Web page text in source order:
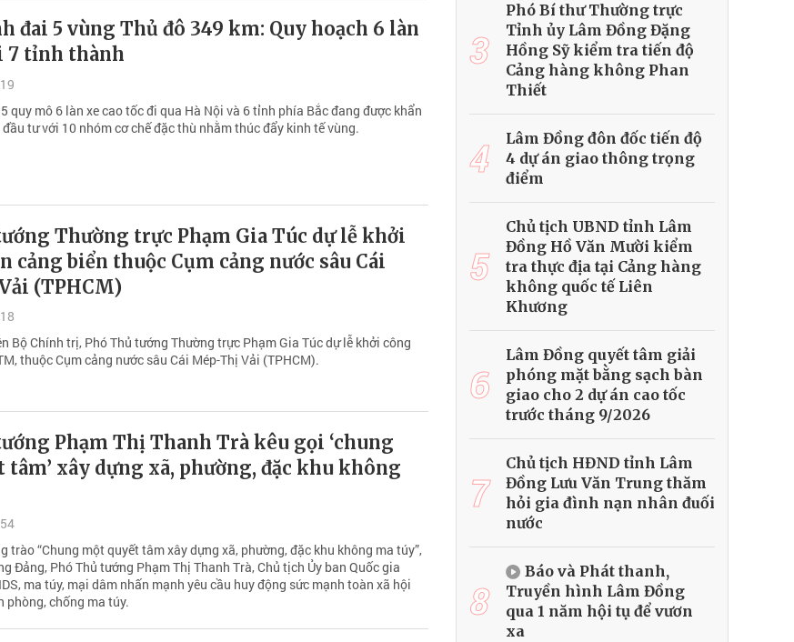
đai 5 vùng Thủ đô 349 km: Quy hoạch 6 làn
7 tỉnh thành
quy mô 6 làn xe cao tốc đi qua Hà Nội và 6 tỉnh phía Bắc đang được khẩn
tư với 10 nhóm cơ chế đặc thù nhằm thúc đẩy kinh tế vùng.
Thường trực Phạm Gia Túc dự lễ khởi
cảng biển thuộc Cụm cảng nước sâu Cái
(TPHCM)
Bộ Chính trị, Phó Thủ tướng Thường trực Phạm Gia Túc dự lễ khởi công
thuộc Cụm cảng nước sâu Cái Mép-Thị Vải (TPHCM).
Phạm Thị Thanh Trà kêu gọi ‘chung
tâm’ xây dựng xã, phường, đặc khu không
trào “Chung một quyết tâm xây dựng xã, phường, đặc khu không ma túy”,
Đảng, Phó Thủ tướng Phạm Thị Thanh Trà, Chủ tịch Ủy ban Quốc gia
ma túy, mại dâm nhấn mạnh yêu cầu huy động sức mạnh toàn xã hội
phòng, chống ma túy.
3
Phó Bí thư Thường trực
Tỉnh ủy Lâm Đồng Đặng
Hồng Sỹ kiểm tra tiến độ
Cảng hàng không Phan
Thiết
4
Lâm Đồng đôn đốc tiến độ
4 dự án giao thông trọng
điểm
5
Chủ tịch UBND tỉnh Lâm
Đồng Hồ Văn Mười kiểm
tra thực địa tại Cảng hàng
không quốc tế Liên
Khương
6
Lâm Đồng quyết tâm giải
phóng mặt bằng sạch bàn
giao cho 2 dự án cao tốc
trước tháng 9/2026
7
Chủ tịch HĐND tỉnh Lâm
Đồng Lưu Văn Trung thăm
hỏi gia đình nạn nhân đuối
nước
8
Báo và Phát thanh,
Truyền hình Lâm Đồng
qua 1 năm hội tụ để vươn
xa